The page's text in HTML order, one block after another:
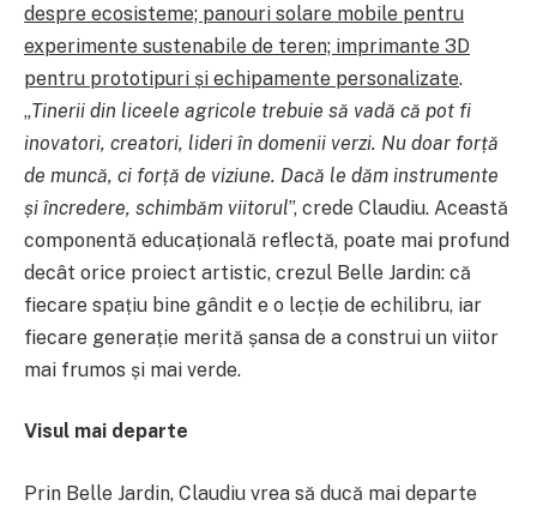
despre ecosisteme; panouri solare mobile pentru
experimente sustenabile de teren; imprimante 3D
pentru prototipuri și echipamente personalizate.
„Tinerii din liceele agricole trebuie să vadă că pot fi
inovatori, creatori, lideri în domenii verzi. Nu doar forță
de muncă, ci forță de viziune. Dacă le dăm instrumente
și încredere, schimbăm viitorul”, crede Claudiu. Această
componentă educațională reflectă, poate mai profund
decât orice proiect artistic, crezul Belle Jardin: că
fiecare spațiu bine gândit e o lecție de echilibru, iar
fiecare generație merită șansa de a construi un viitor
mai frumos și mai verde.
Visul mai departe
Prin Belle Jardin, Claudiu vrea să ducă mai departe